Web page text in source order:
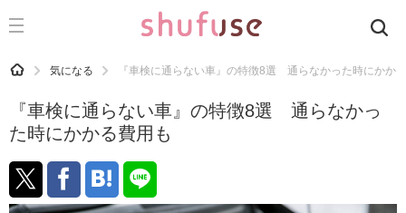
CATEGORY 記事カテゴリ
運気
洗濯
生活の知恵
HOME 気になる 『車検に通らない車』の特徴8選 通らなかった時にかか
『車検に通らない車』の特徴8選 通らなかっ
た時にかかる費用も